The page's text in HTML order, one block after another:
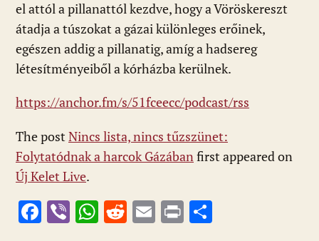
el attól a pillanattól kezdve, hogy a Vöröskereszt
átadja a túszokat a gázai különleges erőinek,
egészen addig a pillanatig, amíg a hadsereg
létesítményeiből a kórházba kerülnek.
https://anchor.fm/s/51fceecc/podcast/rss
The post Nincs lista, nincs tűzszünet:
Folytatódnak a harcok Gázában first appeared on
Új Kelet Live.
F Vi W R E Pr